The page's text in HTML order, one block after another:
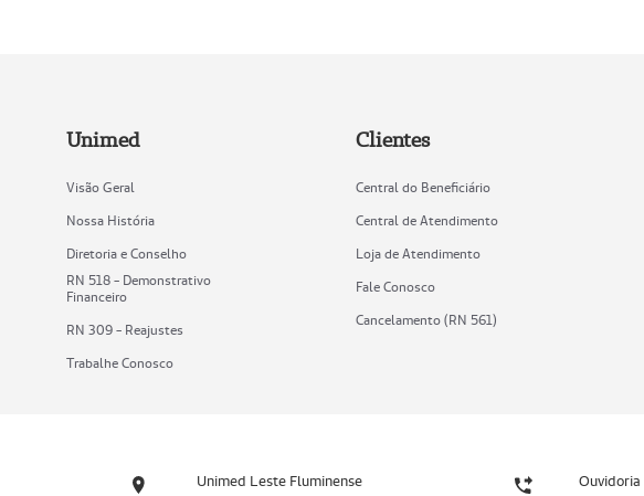
Unimed
Visão Geral
Nossa História
Diretoria e Conselho
RN 518 - Demonstrativo
Financeiro
RN 309 - Reajustes
Trabalhe Conosco
Clientes
Central do Beneficiário
Central de Atendimento
Loja de Atendimento
Fale Conosco
Cancelamento (RN 561)
Unimed Leste Fluminense Ouvidoria